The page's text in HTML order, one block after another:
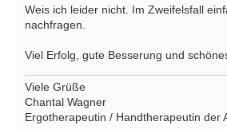
Weis ich leider nicht. Im Zweifelsfall
nachfragen.
Viel Erfolg, gute Besserung und
Viele Grüße
Chantal Wagner
Ergotherapeutin / Handtherapeutin der